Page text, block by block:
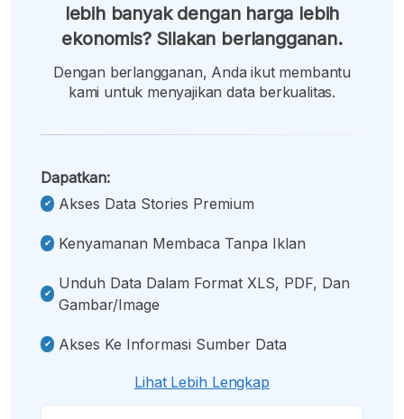
lebih banyak dengan harga lebih
ekonomis? Silakan berlangganan.
Dengan berlangganan, Anda ikut membantu
kami untuk menyajikan data berkualitas.
Dapatkan:
Akses Data Stories Premium
Kenyamanan Membaca Tanpa Iklan
Unduh Data Dalam Format XLS, PDF, Dan
Gambar/image
Akses Ke Informasi Sumber Data
Lihat Lebih Lengkap